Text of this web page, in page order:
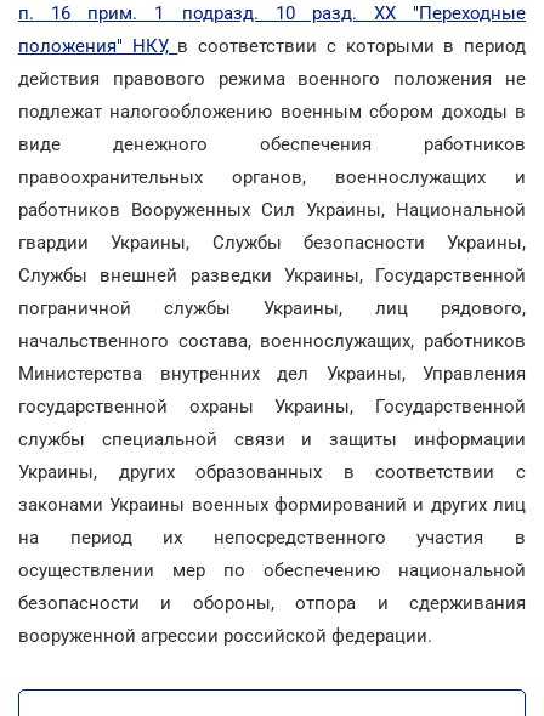
п. 16 прим. 1 подразд. 10 разд. XX "Переходные
положения" НКУ, в соответствии с которыми в период
действия правового режима военного положения не
подлежат налогообложению военным сбором доходы в
виде денежного обеспечения работников
правоохранительных органов, военнослужащих и
работников Вооруженных Сил Украины, Национальной
гвардии Украины, Службы безопасности Украины,
Службы внешней разведки Украины, Государственной
пограничной службы Украины, лиц рядового,
начальственного состава, военнослужащих, работников
Министерства внутренних дел Украины, Управления
государственной охраны Украины, Государственной
службы специальной связи и защиты информации
Украины, других образованных в соответствии с
законами Украины военных формирований и других лиц
на период их непосредственного участия в
осуществлении мер по обеспечению национальной
безопасности и обороны, отпора и сдерживания
вооруженной агрессии российской федерации.